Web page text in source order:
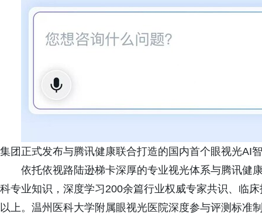
集团正式发布与腾讯健康联合打造的国内首个眼视光AI
依托依视路陆逊梯卡深厚的专业视光体系与腾讯健
科专业知识，深度学习200余篇行业权威专家共识、临
以上。温州医科大学附属眼视光医院深度参与评测标准